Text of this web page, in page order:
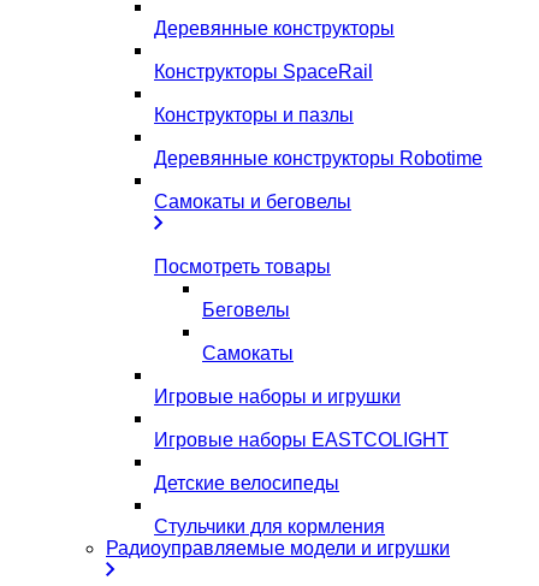
Деревянные конструкторы
Конструкторы SpaceRail
Конструкторы и пазлы
Деревянные конструкторы Robotime
Самокаты и беговелы
Посмотреть товары
Беговелы
Самокаты
Игровые наборы и игрушки
Игровые наборы EASTCOLIGHT
Детские велосипеды
Стульчики для кормления
Радиоуправляемые модели и игрушки